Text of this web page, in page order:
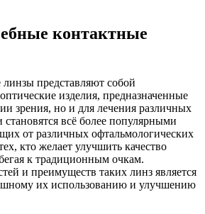
контактные
представляют собой
изделия, предназначенные
зрения, но и для лечения различных
становятся всё более популярными
от различных офтальмологических
кто желает улучшить качество
к традиционным очкам.
и преимуществ таких линз является
их использованию и улучшению